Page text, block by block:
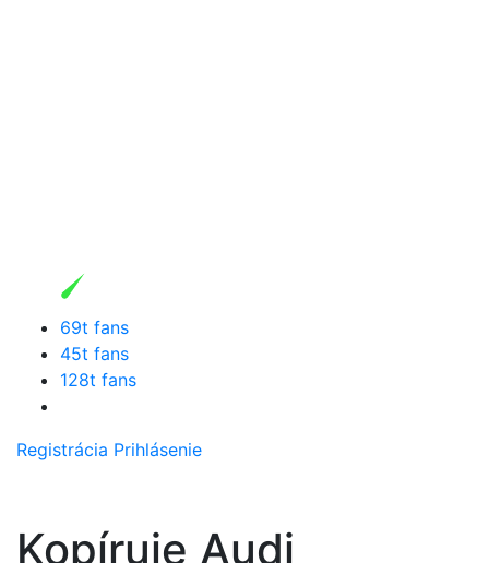
69t fans
45t fans
128t fans
Registrácia Prihlásenie
Kopíruje Audi